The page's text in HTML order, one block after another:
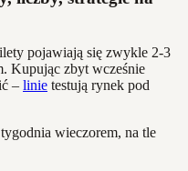
pojawiają się zwykle 2-3
Kupując zbyt wcześnie
– linie testują rynek pod